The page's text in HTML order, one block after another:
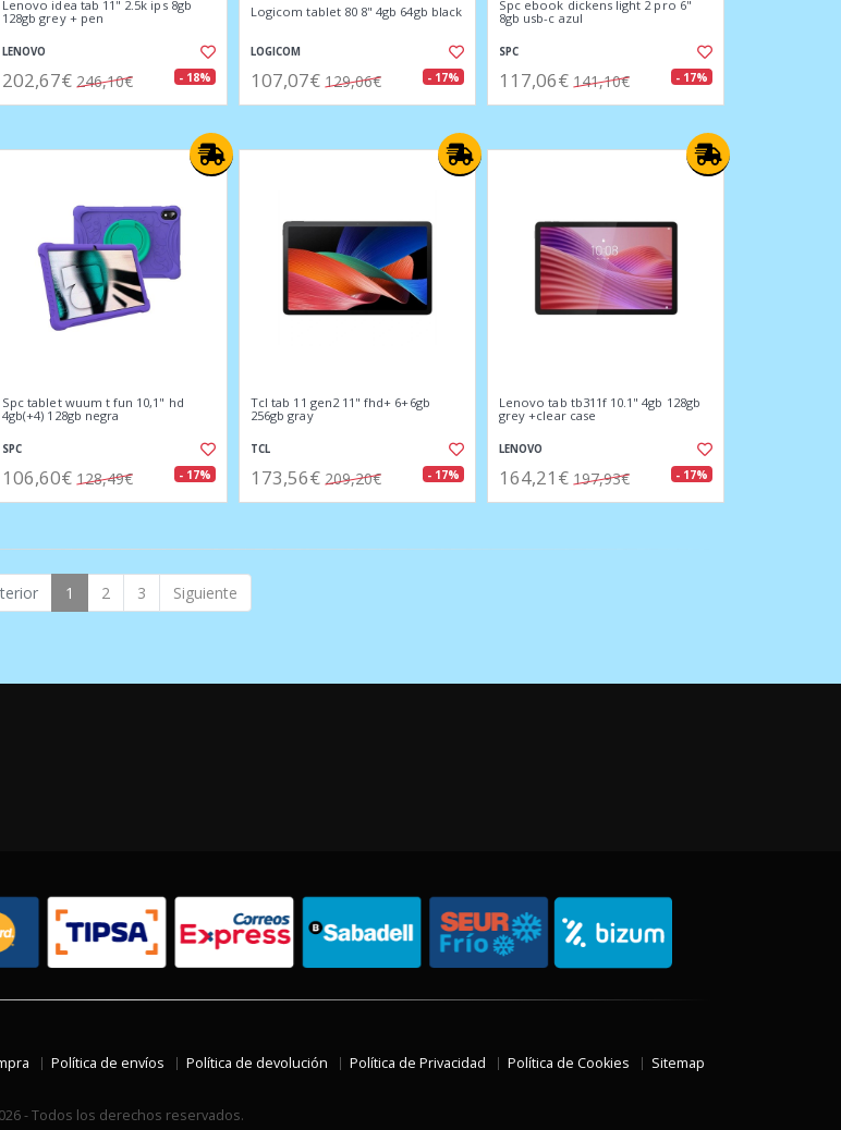
Lenovo idea tab 11" 2.5k ips 8gb
128gb grey + pen
LENOVO
202,67€ 246,10€ - 18%
Logicom tablet 80 8" 4gb 64gb black
LOGICOM
107,07€ 129,06€ - 17%
Spc ebook dickens light 2 pro 6"
8gb usb-c azul
SPC
117,06€ 141,10€ - 17%
Spc tablet wuum t fun 10,1" hd
4gb(+4) 128gb negra
SPC
106,60€ 128,49€ - 17%
Tcl tab 11 gen2 11" fhd+ 6+6gb
256gb gray
TCL
173,56€ 209,20€ - 17%
Lenovo tab tb311f 10.1" 4gb 128gb
grey +clear case
LENOVO
164,21€ 197,93€ - 17%
1 2 3 Siguiente
Política de envíos Política de devolución Política de Privacidad Política de Cookies Sitemap
- Todos los derechos reservados.